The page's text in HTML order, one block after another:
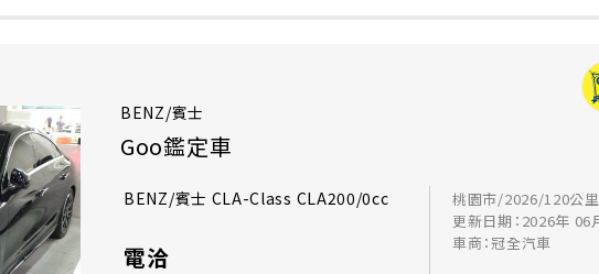
BENZ/賓士
Goo鑑定車
BENZ/賓士 CLA-Class CLA200/0cc
電洽
桃園市/2026/120公里
更新日期：2026年 06
車商：冠全汽車